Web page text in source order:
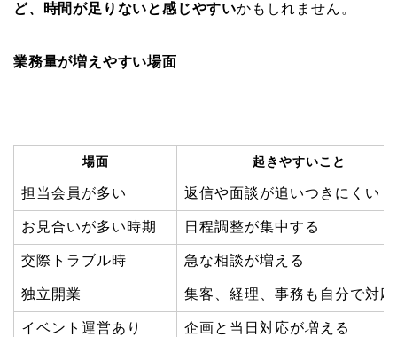
ど、時間が足りないと感じやすいかもしれません。
業務量が増えやすい場面
場面 起きやすいこと
担当会員が多い 返信や面談が追いつきにくい
お見合いが多い時期 日程調整が集中する
交際トラブル時 急な相談が増える
独立開業 集客、経理、事務も自分で対応
イベント運営あり 企画と当日対応が増える